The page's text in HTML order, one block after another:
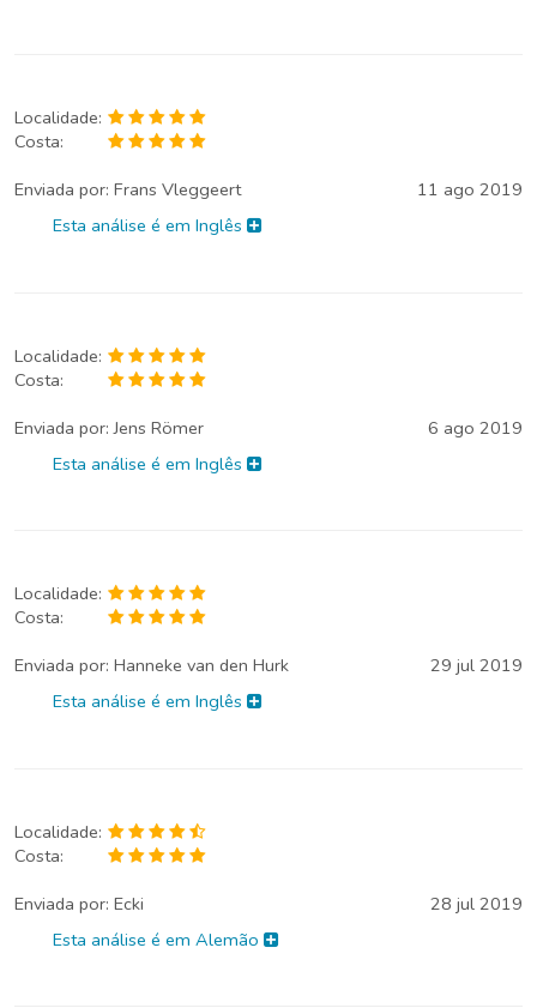
Localidade:
Costa:
Enviada por: Frans Vleggeert
11 ago 2019
Esta análise é em Inglês
Localidade:
Costa:
Enviada por:Jens Römer
6 ago 2019
Esta análise é em Inglês
Localidade:
Costa:
Enviada por: Hanneke van den Hurk
29 jul 2019
Esta análise é em Inglês
Localidade:
Costa:
Enviada por: Ecki
28 jul 2019
Esta análise é em Alemão